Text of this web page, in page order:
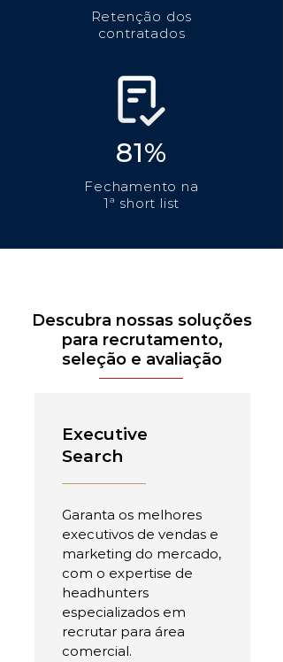
Retenção dos
contratados
81%
Fechamento na
1ª short list
Descubra nossas soluções
para recrutamento,
seleção e avaliação
Executive
Search
Garanta os melhores
executivos de vendas e
marketing do mercado,
com o expertise de
headhunters
especializados em
recrutar para área
comercial.